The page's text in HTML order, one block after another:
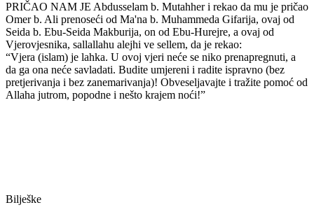
PRIČAO NAM JE Abdusselam b. Mutahher i rekao da mu je pričao
Omer b. Ali prenoseći od Ma'na b. Muhammeda Gifarija, ovaj od
Seida b. Ebu-Seida Makburija, on od Ebu-Hurejre, a ovaj od
Vjerovjesnika, sallallahu alejhi ve sellem, da je rekao:
“Vjera (islam) je lahka. U ovoj vjeri neće se niko prenapregnuti, a
da ga ona neće savladati. Budite umjereni i radite ispravno (bez
pretjerivanja i bez zanemarivanja)! Obveseljavajte i tražite pomoć od
Allaha jutrom, popodne i nešto krajem noći!”
Bilješke